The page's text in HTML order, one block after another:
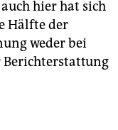
auch hier hat sich
Hälfte der
weder bei
Berichterstattung